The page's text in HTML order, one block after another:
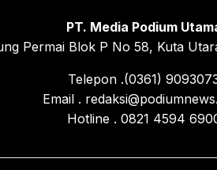
PT. Media Podium
Permai Blok P No 58, Kuta
Telepon .(0361)
Email .
Hotline . 0821 4594